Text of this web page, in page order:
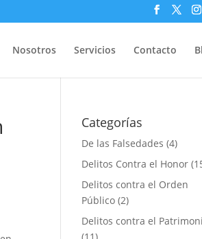
Nosotros Servicios Contacto
Categorías
De las Falsedades (4)
Delitos Contra el Honor
Delitos contra el Orden
Público (2)
Delitos contra el